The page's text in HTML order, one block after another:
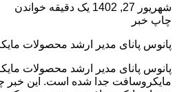
شهریور 27, 1402
یک دقیقه خواندن
چاپ خبر
پانوس پانای مدیر ارشد محصولات
پانوس پانای مدیر ارشد محصولات
مایکروسافت جدا شده است. این خبر